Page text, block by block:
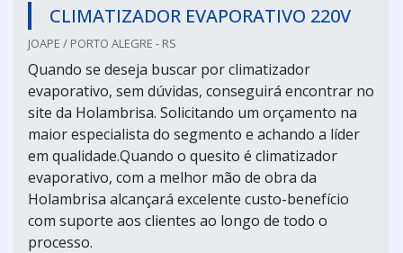
CLIMATIZADOR EVAPORATIVO 220V
JOAPE / PORTO ALEGRE - RS
Quando se deseja buscar por climatizador
evaporativo, sem dúvidas, conseguirá encontrar no
site da Holambrisa. Solicitando um orçamento na
maior especialista do segmento e achando a líder
em qualidade.Quando o quesito é climatizador
evaporativo, com a melhor mão de obra da
Holambrisa alcançará excelente custo-benefício
com suporte aos clientes ao longo de todo o
processo.